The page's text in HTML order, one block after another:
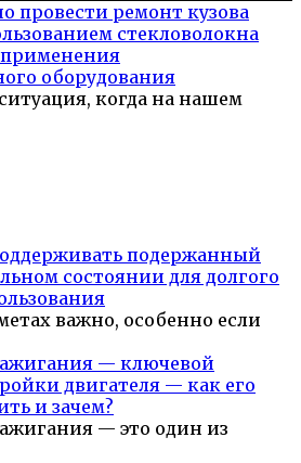
провести ремонт кузова
стекловолокна
применения
оборудования
когда на нашем
подержанный
состоянии для долгого
важно, особенно если
— ключевой
двигателя — как его
и зачем?
— это один из